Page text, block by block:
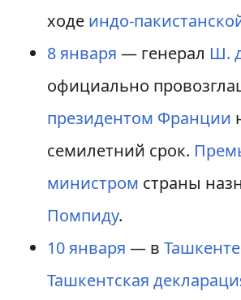
ходе индо-
8 января — генерал Ш.
официально
президентом Франции
семилетний срок.
министром страны
Помпиду.
10 января — в Ташкенте
Ташкентская